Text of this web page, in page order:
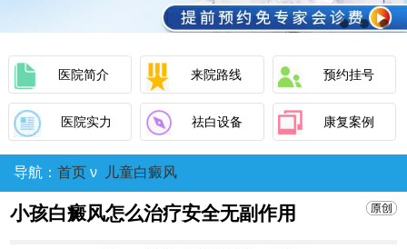
医院简介 来院路线 预约挂号
医院实力 祛白设备 康复案例
导航： 首页 ν 儿童白癜风
小孩白癜风怎么治疗安全无副作用